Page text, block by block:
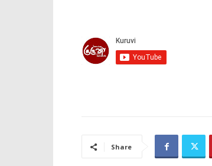
Share